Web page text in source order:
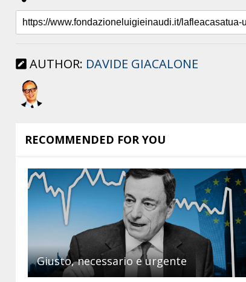
AUTHOR: DAVIDE GIACALONE
RECOMMENDED FOR YOU
Giusto, necessario e urgente